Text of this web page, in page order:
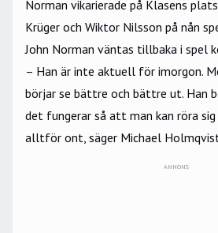
Norman vikarierade på Klasens
Krüger och Wiktor Nilsson på nån
John Norman väntas tillbaka i spel
– Han är inte aktuell för imorgon.
börjar se bättre och bättre ut. Han
det fungerar så att man kan röra
alltför ont, säger Michael
ANNONS